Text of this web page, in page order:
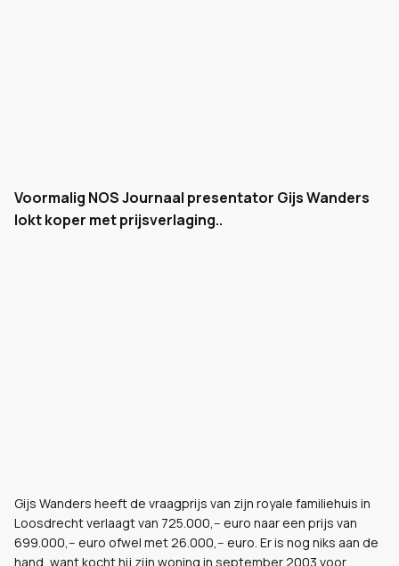
Voormalig NOS Journaal presentator Gijs Wanders
lokt koper met prijsverlaging..
Gijs Wanders heeft de vraagprijs van zijn royale familiehuis in
Loosdrecht verlaagt van 725.000,-- euro naar een prijs van
699.000,-- euro ofwel met 26.000,-- euro. Er is nog niks aan de
hand, want kocht hij zijn woning in september 2003 voor